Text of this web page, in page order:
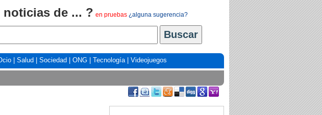
noticias de ... ? en pruebas ¿alguna sugerencia?
Salud Sociedad ONG Tecnología| Videojuegos